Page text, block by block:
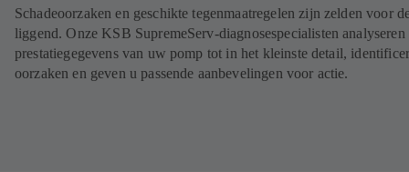
Schadeoorzaken en geschikte tegenmaatregelen zijn zelden voor
liggend. Onze KSB SupremeServ-diagnosespecialisten analyseren
prestatiegegevens van uw pomp tot in het kleinste detail,
oorzaken en geven u passende aanbevelingen voor actie.